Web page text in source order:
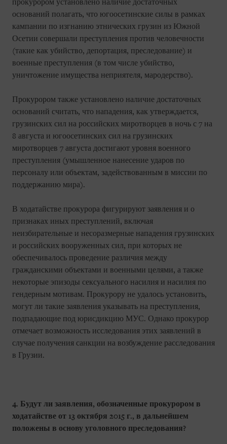
прокурором установлено наличие достаточных
оснований полагать, что югоосетинские силы в рамках
кампании по изгнанию этнических грузин из Южной
Осетии совершали преступления против человечности
(такие как убийство, депортация, преследование) и
военные преступления (в том числе убийство,
уничтожение имущества неприятеля, мародерство).
Прокурором также установлено наличие достаточных
оснований считать, что нападения, как утверждается,
грузинских сил на российских миротворцев в ночь с 7 на
8 августа и югоосетинских сил на грузинских
миротворцев 7 августа достигают уровня военного
преступления (умышленное нанесение ударов по
персоналу или объектам, задействованным в миссии по
поддержанию мира).
В ходатайстве прокурора фигурируют заявления и о
признаках иных преступлений, включая
неизбирательные и несоразмерные нападения грузинских
и российских вооруженных сил, при которых не
обеспечивалось проведение различия между
гражданскими объектами и военными целями, а также
некоторые эпизоды сексуального насилия и насилия по
гендерным мотивам. Прокурору не удалось установить,
могут ли такие заявления указывать на преступления,
подпадающие под юрисдикцию МУС. Однако прокурор
отмечает возможность исследования этих заявлений в
случае получения санкции на возбуждение расследования
в Грузии.
4. Будут ли заявления, обозначенные прокурором в
ходатайстве от 13 октября 2015 г., в дальнейшем
положены в основу уголовного преследования?